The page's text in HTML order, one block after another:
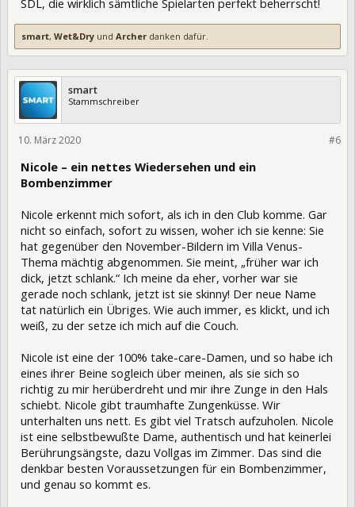
SDL, die wirklich sämtliche Spielarten perfekt beherrscht!
smart, Wet&Dry und Archer danken dafür.
smart
Stammschreiber
#6
10. März 2020
Nicole – ein nettes Wiedersehen und ein
Bombenzimmer
Nicole erkennt mich sofort, als ich in den Club komme. Gar
nicht so einfach, sofort zu wissen, woher ich sie kenne: Sie
hat gegenüber den November-Bildern im Villa Venus-
Thema mächtig abgenommen. Sie meint, „früher war ich
dick, jetzt schlank.“ Ich meine da eher, vorher war sie
gerade noch schlank, jetzt ist sie skinny! Der neue Name
tat natürlich ein Übriges. Wie auch immer, es klickt, und ich
weiß, zu der setze ich mich auf die Couch.
Nicole ist eine der 100% take-care-Damen, und so habe ich
eines ihrer Beine sogleich über meinen, als sie sich so
richtig zu mir herüberdreht und mir ihre Zunge in den Hals
schiebt. Nicole gibt traumhafte Zungenküsse. Wir
unterhalten uns nett. Es gibt viel Tratsch aufzuholen. Nicole
ist eine selbstbewußte Dame, authentisch und hat keinerlei
Berührungsängste, dazu Vollgas im Zimmer. Das sind die
denkbar besten Voraussetzungen für ein Bombenzimmer,
und genau so kommt es.